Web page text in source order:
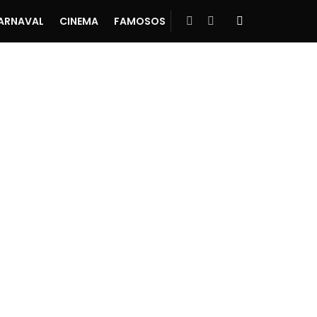
CINEMA FAMOSOS